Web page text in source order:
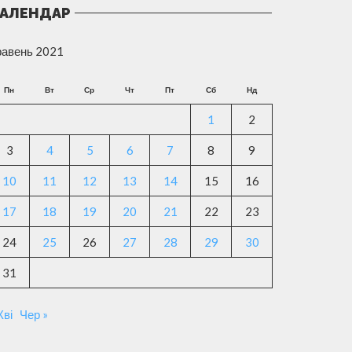
2021
Пн Вт Ср Чт Пт Сб Нд
1 2
3 4 5 6 7 8 9
10 11 12 13 14 15 16
17 18 19 20 21 22 23
24 25 26 27 28 29 30
31
Чер »